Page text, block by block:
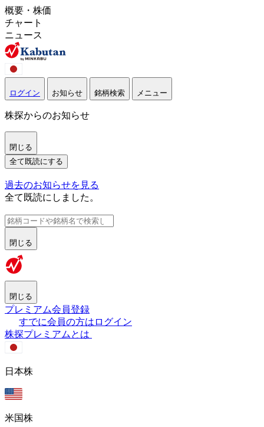
概要・株価
チャート
ニュース
ログイン お知らせ 銘柄検索 メニュー
株探からのお知らせ
閉じる
全て既読にする
過去のお知らせを見る
全て既読にしました。
閉じる
閉じる
プレミアム会員登録
すでに会員の方はログイン
株探プレミアムとは
日本株
米国株